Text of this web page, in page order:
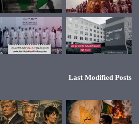
Last Modified Posts